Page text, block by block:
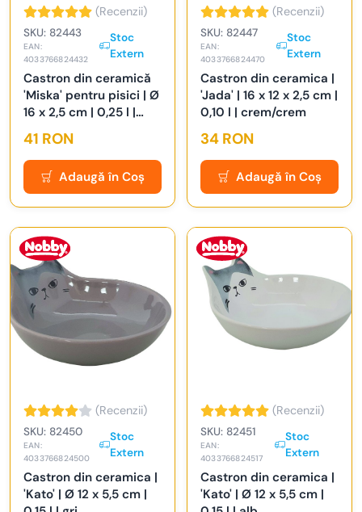
(Recenzii)
SKU: 82443
EAN:
4033766824432
Stoc
Extern
Castron din ceramică
'Miska' pentru pisici | Ø
16 x 2,5 cm | 0,25 l |
negru/crem
41 RON
Adaugă în Coș
(Recenzii)
SKU: 82447
EAN:
4033766824470
Stoc
Extern
Castron din ceramica |
'Jada' | 16 x 12 x 2,5 cm |
0,10 l | crem/crem
34 RON
Adaugă în Coș
(Recenzii)
SKU: 82450
EAN:
4033766824500
Stoc
Extern
Castron din ceramica |
'Kato' | Ø 12 x 5,5 cm |
(Recenzii)
SKU: 82451
EAN:
4033766824517
Stoc
Extern
Castron din ceramica |
'Kato' | Ø 12 x 5,5 cm |